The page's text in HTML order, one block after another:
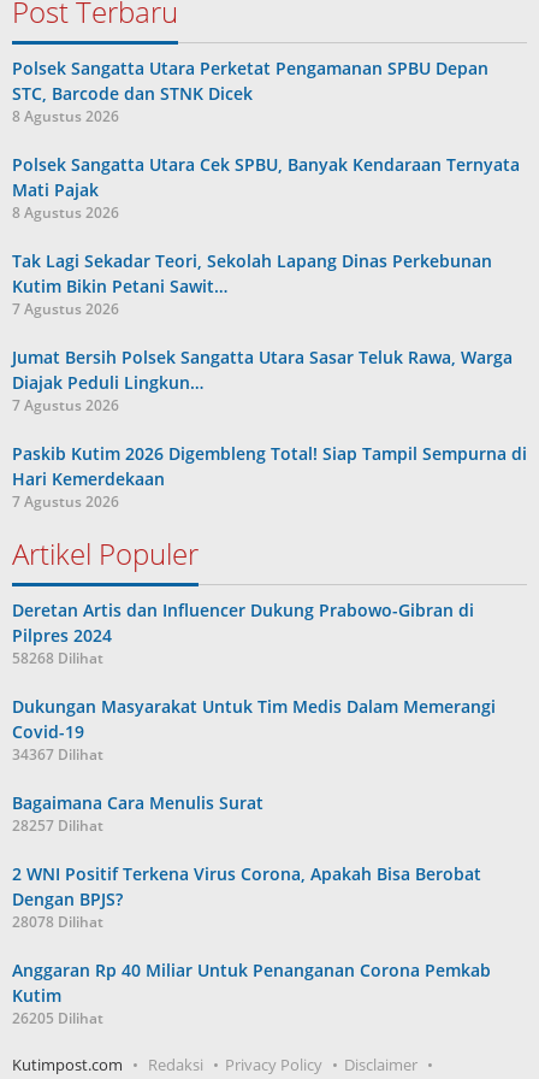
Post Terbaru
Polsek Sangatta Utara Perketat Pengamanan SPBU Depan
STC, Barcode dan STNK Dicek
8 Agustus 2026
Polsek Sangatta Utara Cek SPBU, Banyak Kendaraan Ternyata
Mati Pajak
8 Agustus 2026
Tak Lagi Sekadar Teori, Sekolah Lapang Dinas Perkebunan
Kutim Bikin Petani Sawit…
7 Agustus 2026
Jumat Bersih Polsek Sangatta Utara Sasar Teluk Rawa, Warga
Diajak Peduli Lingkun…
7 Agustus 2026
Paskib Kutim 2026 Digembleng Total! Siap Tampil Sempurna di
Hari Kemerdekaan
7 Agustus 2026
Artikel Populer
Deretan Artis dan Influencer Dukung Prabowo-Gibran di
Pilpres 2024
58268 Dilihat
Dukungan Masyarakat Untuk Tim Medis Dalam Memerangi
Covid-19
34367 Dilihat
Bagaimana Cara Menulis Surat
28257 Dilihat
2 WNI Positif Terkena Virus Corona, Apakah Bisa Berobat
Dengan BPJS?
28078 Dilihat
Anggaran Rp 40 Miliar Untuk Penanganan Corona Pemkab
Kutim
26205 Dilihat
Kutimpost.com Redaksi Privacy Policy
Disclaimer